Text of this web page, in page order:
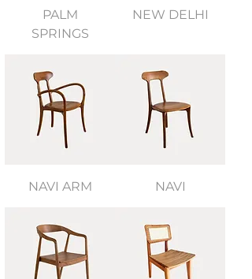
PALM
SPRINGS
NEW DELHI
NAVI ARM NAVI